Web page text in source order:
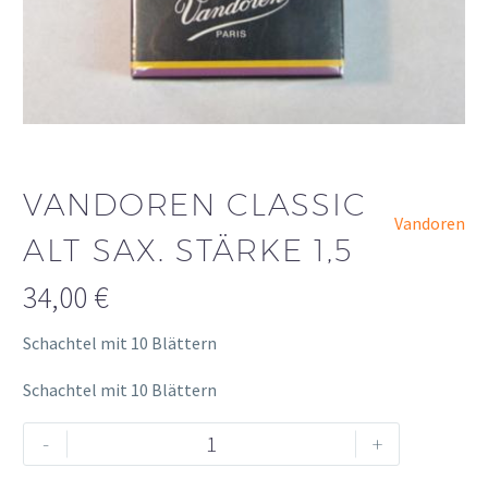
VANDOREN CLASSIC
ALT SAX. STÄRKE 1,5
Vandoren
34,00 €
Schachtel mit 10 Blättern
Schachtel mit 10 Blättern
-
Vandoren
Classic
+
Alternative: